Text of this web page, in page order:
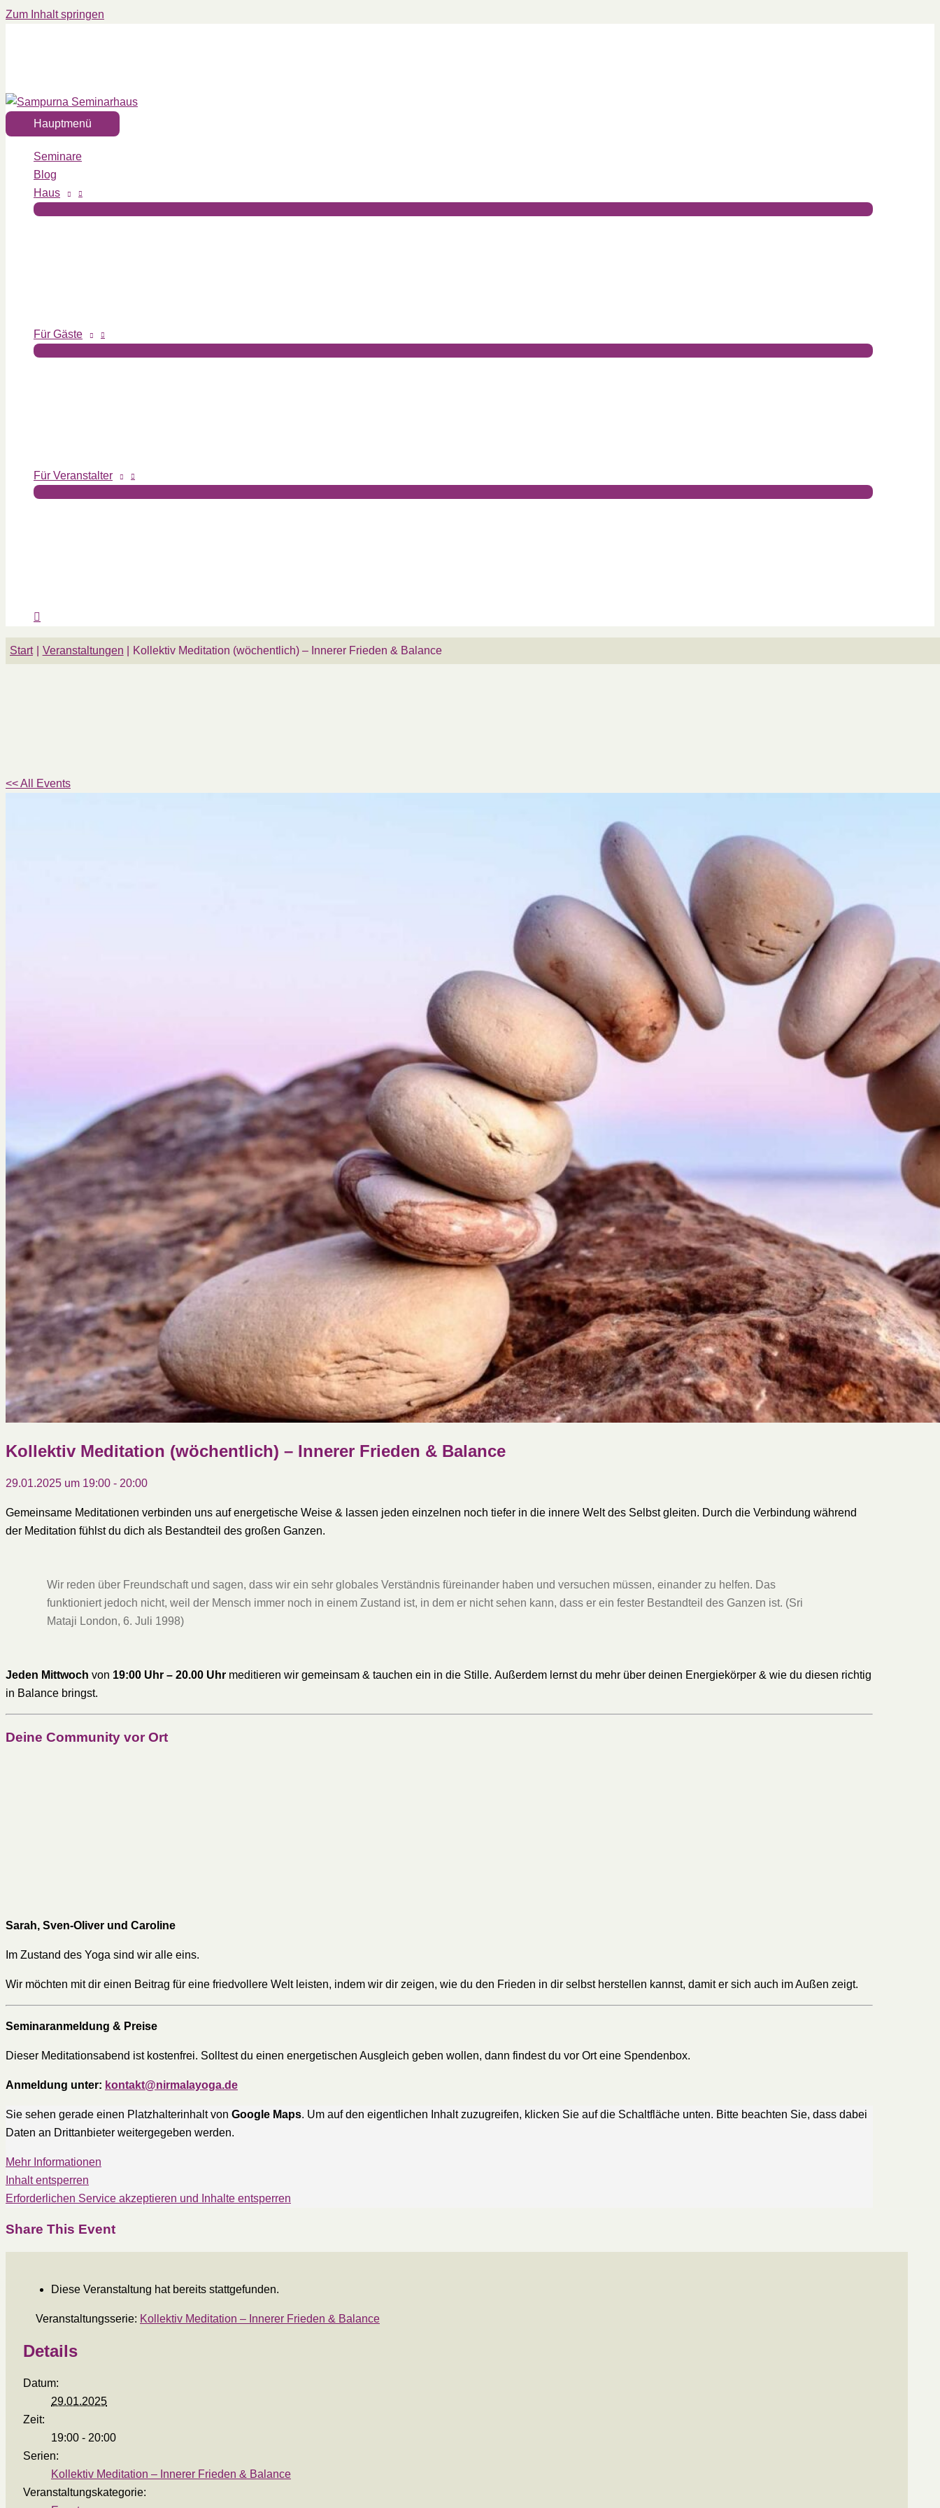
Zum Inhalt springen
Hauptmenü
Seminare
Blog
Haus
Für Gäste
Für Veranstalter
Start Veranstaltungen Kollektiv Meditation (wöchentlich) – Innerer Frieden & Balance
<< All Events
Kollektiv Meditation (wöchentlich) – Innerer Frieden & Balance
29.01.2025 um 19:00 - 20:00
Gemeinsame Meditationen verbinden uns auf energetische Weise & lassen jeden einzelnen noch tiefer in die innere Welt des Selbst gleiten. Durch die Verbindung während
der Meditation fühlst du dich als Bestandteil des großen Ganzen.
Wir reden über Freundschaft und sagen, dass wir ein sehr globales Verständnis füreinander haben und versuchen müssen, einander zu helfen. Das
funktioniert jedoch nicht, weil der Mensch immer noch in einem Zustand ist, in dem er nicht sehen kann, dass er ein fester Bestandteil des Ganzen ist. (Sri
Mataji London, 6. Juli 1998)
Jeden Mittwoch von 19:00 Uhr – 20.00 Uhr meditieren wir gemeinsam & tauchen ein in die Stille. Außerdem lernst du mehr über deinen Energiekörper & wie du diesen richtig
in Balance bringst.
Deine Community vor Ort
Sarah, Sven-Oliver und Caroline
Im Zustand des Yoga sind wir alle eins.
Wir möchten mit dir einen Beitrag für eine friedvollere Welt leisten, indem wir dir zeigen, wie du den Frieden in dir selbst herstellen kannst, damit er sich auch im Außen zeigt.
Seminaranmeldung & Preise
Dieser Meditationsabend ist kostenfrei. Solltest du einen energetischen Ausgleich geben wollen, dann findest du vor Ort eine Spendenbox.
Anmeldung unter: kontakt@nirmalayoga.de
Sie sehen gerade einen Platzhalterinhalt von Google Maps. Um auf den eigentlichen Inhalt zuzugreifen, klicken Sie auf die Schaltfläche unten. Bitte beachten Sie, dass dabei
Daten an Drittanbieter weitergegeben werden.
Mehr Informationen
Inhalt entsperren
Erforderlichen Service akzeptieren und Inhalte entsperren
Share This Event
Diese Veranstaltung hat bereits stattgefunden.
Veranstaltungsserie: Kollektiv Meditation – Innerer Frieden & Balance
Details
Datum:
29.01.2025
Zeit:
19:00 - 20:00
Serien:
Kollektiv Meditation – Innerer Frieden & Balance
Veranstaltungskategorie: